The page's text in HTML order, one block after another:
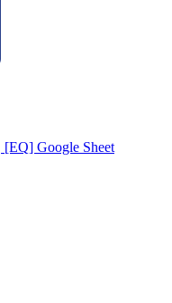
[EQ] Google Sheet